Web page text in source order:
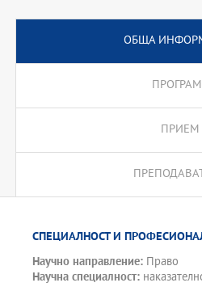
ОБЩА
ПРИЕМ
СПЕЦИАЛНОСТ И
Научно направление: Право
Научна специалност: